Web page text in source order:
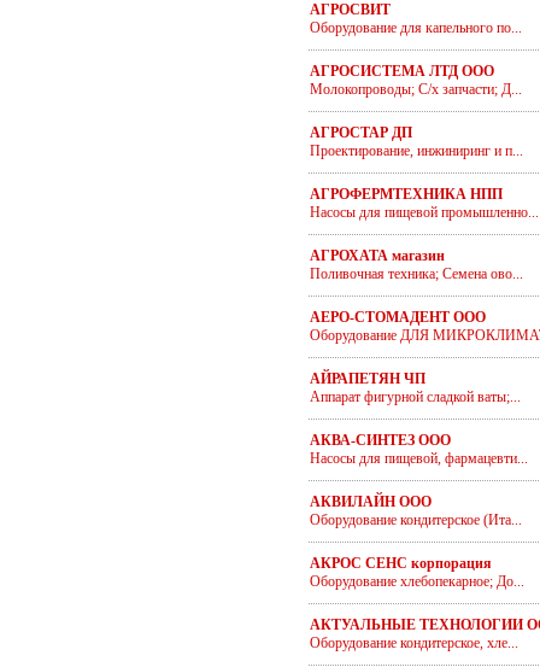
АГРОСВИТ
Оборудование для капельного по...
АГРОСИСТЕМА ЛТД ООО
Молокопроводы; С/х запчасти; Д...
АГРОСТАР ДП
Проектирование, инжиниринг и п...
АГРОФЕРМТЕХНИКА НПП
Насосы для пищевой промышленно...
АГРОХАТА магазин
Поливочная техника; Семена ово...
АЕРО-СТОМАДЕНТ ООО
Оборудование ДЛЯ
АЙРАПЕТЯН ЧП
Аппарат фигурной сладкой ваты;...
АКВА-СИНТЕЗ ООО
Насосы для пищевой, фармацевти...
АКВИЛАЙН ООО
Оборудование кондитерское (Ита...
АКРОС СЕНС корпорация
Оборудование хлебопекарное; До...
АКТУАЛЬНЫЕ ТЕХНОЛОГИИ
Оборудование кондитерское, хле...